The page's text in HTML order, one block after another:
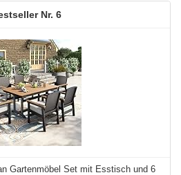
6
Gartenmöbel Set mit Esstisch und 6